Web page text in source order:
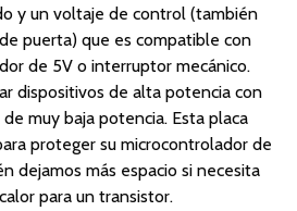
y un voltaje de control (también
puerta) que es compatible con
de 5V o interruptor mecánico.
dispositivos de alta potencia con
muy baja potencia. Esta placa
proteger su microcontrolador de
dejamos más espacio si necesita
para un transistor.